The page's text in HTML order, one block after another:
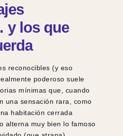
y los que
reconocibles (y eso
poderoso suele
mínimas que, cuando
una sensación rara, como
habitación cerrada
alterna muy bien lo famoso